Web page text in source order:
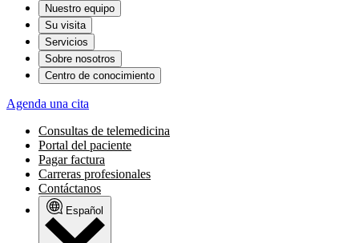
Nuestro equipo
Su visita
Servicios
Sobre nosotros
Centro de conocimiento
Agenda una cita
Consultas de telemedicina
Portal del paciente
Pagar factura
Carreras profesionales
Contáctanos
Español